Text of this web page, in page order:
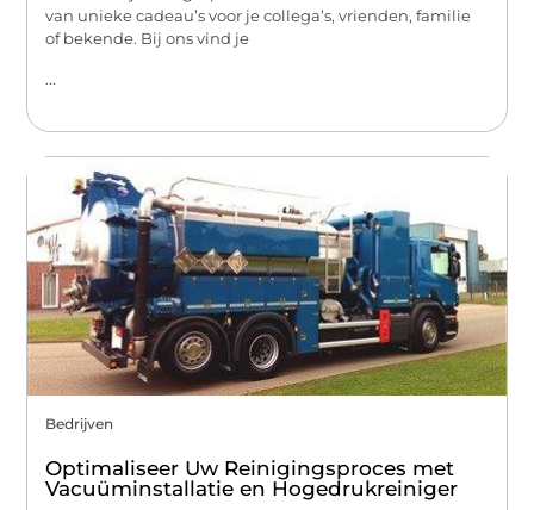
van unieke cadeau’s voor je collega’s, vrienden, familie
of bekende. Bij ons vind je
...
Bedrijven
Optimaliseer Uw Reinigingsproces met
Vacuüminstallatie en Hogedrukreiniger